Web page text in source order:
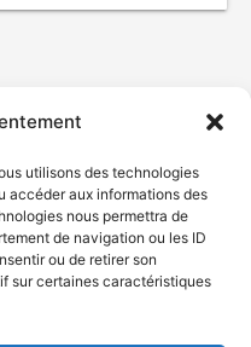
utilisons des technologies
accéder aux informations des
nous permettra de
de navigation ou les ID
ou de retirer son
sur certaines caractéristiques